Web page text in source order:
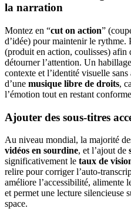
la narration
Montez en “cut on action”
d’idée) pour maintenir le rythme.
(produit en action, coulisses) afin
détourner l’attention. Un
contexte et l’identité visuelle
d’une musique libre de droits,
l’émotion tout en restant
Ajouter des sous-titres
Au niveau mondial, la majorité
vidéos en sourdine, et l’ajout de
significativement le taux de
relire pour corriger l’auto-
améliore l’accessibilité, alimente
et permet une lecture silencieuse
space.